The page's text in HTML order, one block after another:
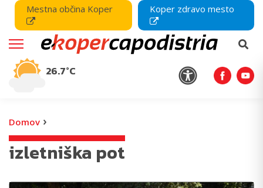
Mestna občina Koper Koper zdravo mesto
26.7°C
Domov ›
izletniška pot